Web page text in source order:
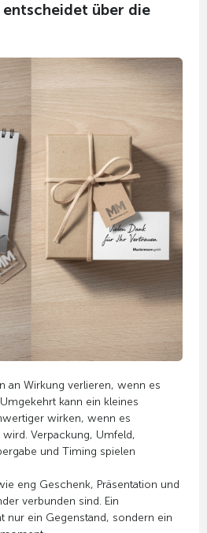
über die
an Wirkung verlieren, wenn es
kann ein kleines
wirken, wenn es
Verpackung, Umfeld,
und Timing spielen
eng Geschenk, Präsentation und
verbunden sind. Ein
nur ein Gegenstand, sondern ein